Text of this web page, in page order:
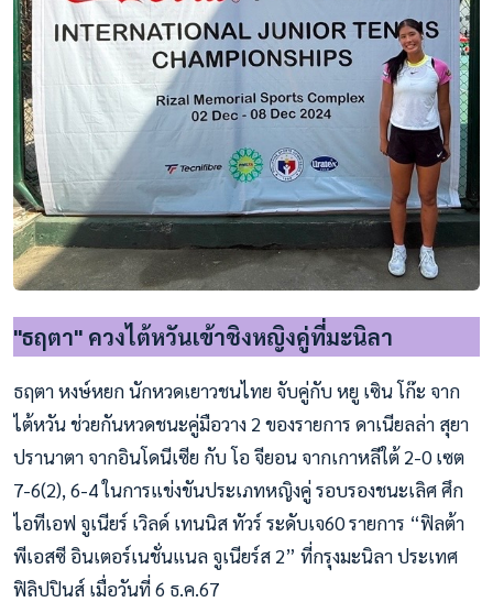
"ธฤตา" ควงไต้หวันเข้าชิงหญิงคู่ที่มะนิลา
ธฤตา หงษ์หยก นักหวดเยาวชนไทย จับคู่กับ หยู เซิน โก๊ะ จาก
ไต้หวัน ช่วยกันหวดชนะคู่มือวาง 2 ของรายการ ดาเนียลล่า สุยา
ปรานาตา จากอินโดนีเซีย กับ โอ จียอน จากเกาหลีใต้ 2-0 เซต
7-6(2), 6-4 ในการแข่งขันประเภทหญิงคู่ รอบรองชนะเลิศ ศึก
ไอทีเอฟ จูเนียร์ เวิลด์ เทนนิส ทัวร์ ระดับเจ60 รายการ “ฟิลต้า
พีเอสซี อินเตอร์เนชั่นแนล จูเนียร์ส 2” ที่กรุงมะนิลา ประเทศ
ฟิลิปปินส์ เมื่อวันที่ 6 ธ.ค.67